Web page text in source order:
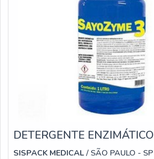
DETERGENTE ENZIMÁTICO
SISPACK MEDICAL/ SÃO PAULO - SP